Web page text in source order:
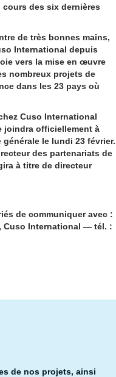
cours des six dernières
de très bonnes mains,
International depuis
vers la mise en œuvre
nombreux projets de
dans les 23 pays où
Cuso International
joindra officiellement à
le lundi 23 février.
des partenariats de
à titre de directeur
de communiquer avec :
Cuso International — tél. :
de nos projets, ainsi